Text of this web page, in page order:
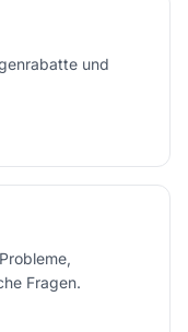
und
Fragen.